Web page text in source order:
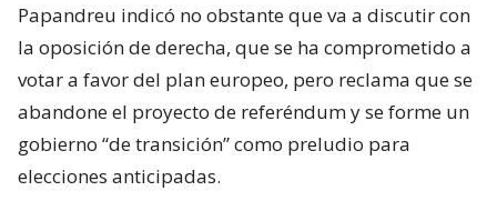
Papandreu indicó no obstante que va a discutir con
la oposición de derecha, que se ha comprometido a
votar a favor del plan europeo, pero reclama que se
abandone el proyecto de referéndum y se forme un
gobierno “de transición” como preludio para
elecciones anticipadas.